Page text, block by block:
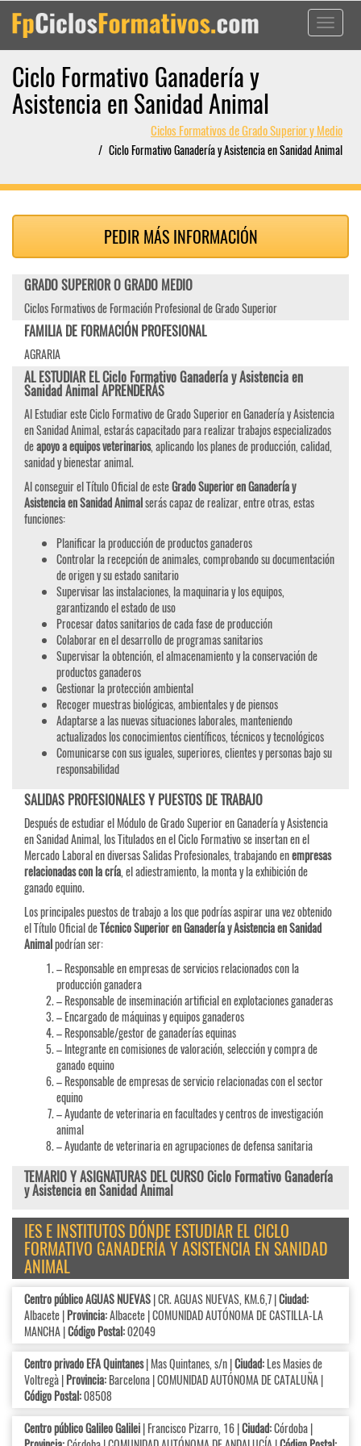
Toggle
Ciclo Formativo Ganadería y
Asistencia en Sanidad Animal
Ciclos Formativos de Grado Superior y Medio
Ciclo Formativo Ganadería y Asistencia en Sanidad Animal
PEDIR MÁS INFORMACIÓN
GRADO SUPERIOR O GRADO MEDIO
Ciclos Formativos de Formación Profesional de Grado Superior
FAMILIA DE FORMACIÓN PROFESIONAL
AGRARIA
AL ESTUDIAR EL Ciclo Formativo Ganadería y Asistencia en
Sanidad Animal APRENDERÁS
Al Estudiar este Ciclo Formativo de Grado Superior en Ganadería y Asistencia
en Sanidad Animal, estarás capacitado para realizar trabajos especializados
deapoyo a equipos veterinarios, aplicando los planes de producción, calidad,
sanidad y bienestar animal.
Al conseguir el Título Oficial de esteGrado Superior en Ganadería y
Asistencia en Sanidad Animalserás capaz de realizar, entre otras, estas
funciones:
Planificar la producción de productos ganaderos
Controlar la recepción de animales, comprobando su documentación
de origen y su estado sanitario
Supervisar las instalaciones, la maquinaria y los equipos,
garantizando el estado de uso
Procesar datos sanitarios de cada fase de producción
Colaborar en el desarrollo de programas sanitarios
Supervisar la obtención, el almacenamiento y la conservación de
productos ganaderos
Gestionar la protección ambiental
Recoger muestras biológicas, ambientales y de piensos
Adaptarse a las nuevas situaciones laborales, manteniendo
actualizados los conocimientos científicos, técnicos y tecnológicos
Comunicarse con sus iguales, superiores, clientes y personas bajo su
responsabilidad
SALIDAS PROFESIONALES Y PUESTOS DE TRABAJO
Después de estudiar el Módulo de Grado Superior en Ganadería y Asistencia
en Sanidad Animal, los Titulados en el Ciclo Formativo se insertan en el
Mercado Laboral en diversas Salidas Profesionales, trabajando enempresas
relacionadas con la cría, el adiestramiento, la monta y la exhibición de
ganado equino.
Los principales puestos de trabajo a los que podrías aspirar una vez obtenido
el Título Oficial deTécnico Superior en Ganadería y Asistencia en Sanidad
Animalpodrían ser:
– Responsable en empresas de servicios relacionados con la
producción ganadera
– Responsable de inseminación artificial en explotaciones ganaderas
– Encargado de máquinas y equipos ganaderos
– Responsable/gestor de ganaderías equinas
– Integrante en comisiones de valoración, selección y compra de
ganado equino
– Responsable de empresas de servicio relacionadas con el sector
equino
– Ayudante de veterinaria en facultades y centros de investigación
animal
– Ayudante de veterinaria en agrupaciones de defensa sanitaria
TEMARIO Y ASIGNATURAS DEL CURSO Ciclo Formativo Ganadería
y Asistencia en Sanidad Animal
IES E INSTITUTOS DÓNDE ESTUDIAR EL CICLO
FORMATIVO GANADERÍA Y ASISTENCIA EN SANIDAD
ANIMAL
Centro público AGUAS NUEVAS| CR. AGUAS NUEVAS, KM.6,7 |Ciudad:
Albacete |Provincia:Albacete | COMUNIDAD AUTÓNOMA DE CASTILLA-LA
MANCHA |Código Postal:02049
Centro privado EFA Quintanes| Mas Quintanes, s/n |Ciudad:Les Masies de
Voltregà |Provincia:Barcelona | COMUNIDAD AUTÓNOMA DE CATALUÑA |
Código Postal:08508
Centro público Galileo Galilei| Francisco Pizarro, 16 |Ciudad:Córdoba |